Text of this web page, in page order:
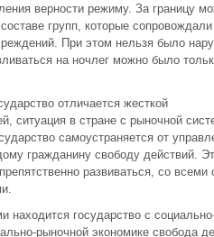
верности режиму. За границу
групп, которые сопровождали
При этом нельзя было
на ночлег можно было
отличается жесткой
ситуация в стране с рыночной
самоустраняется от
гражданину свободу действий.
развиваться, со всеми
находится государство с
рыночной экономике свобода